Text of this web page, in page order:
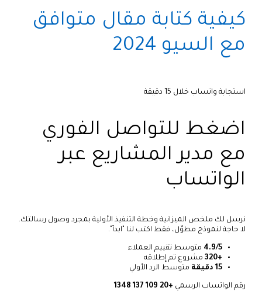
كيفية كتابة مقال متوافق
مع السيو 2024
استجابة واتساب خلال 15 دقيقة
اضغط للتواصل الفوري
مع مدير المشاريع عبر
الواتساب
نرسل لك ملخص الميزانية وخطة التنفيذ الأولية بمجرد وصول رسالتك.
لا حاجة لنموذج مطوّل، فقط اكتب لنا "ابدأ".
4.9/5 متوسط تقييم العملاء
+320
مشروع تم إطلاقه
15 دقيقة
متوسط الرد الأولي
رقم الواتساب الرسمي +20 109 137 1348